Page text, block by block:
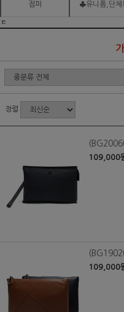
점퍼 ♣유니폼,단체
ㅌ
정렬
109,000
109,000